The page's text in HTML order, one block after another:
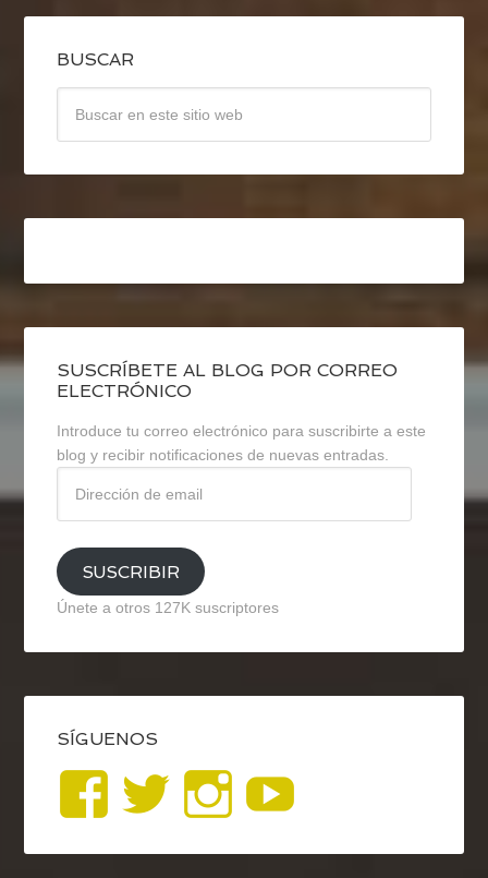
BUSCAR
SUSCRÍBETE AL BLOG POR CORREO
ELECTRÓNICO
Introduce tu correo electrónico para suscribirte a este
blog y recibir notificaciones de nuevas entradas.
email
SUSCRIBIR
Únete a otros 127K suscriptores
SÍGUENOS
Ver
perfil
Ver
perfil
Ver
perfil